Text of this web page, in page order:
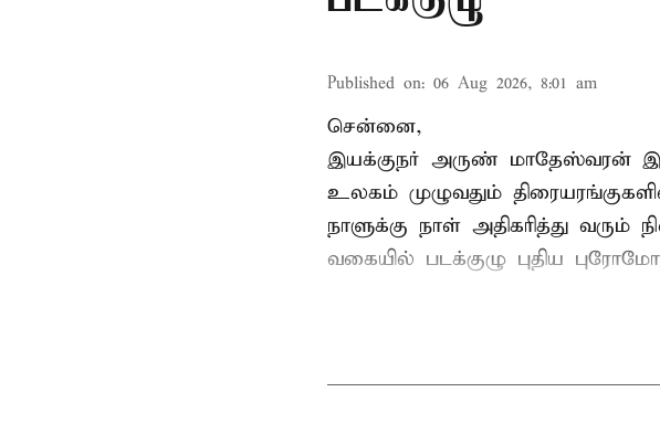
Published on: 06 Aug 2026, 8:01 am
சென்னை,
இயக்குநர் அருண் மாதேஸ்வரன்
உலகம் முழுவதும்
நாளுக்கு நாள் அதிகரித்து வரும்
வகையில் படக்குழு புதிய